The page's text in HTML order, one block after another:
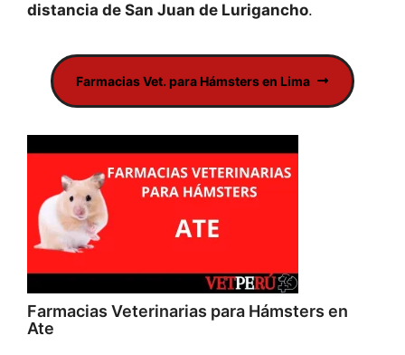
distancia de San Juan de Lurigancho.
Farmacias Vet. para Hámsters en Lima
Farmacias Veterinarias para Hámsters en
Ate